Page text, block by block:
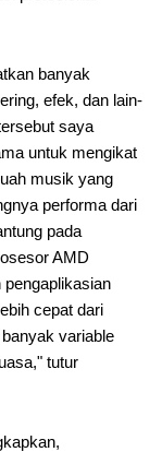
banyak
efek, dan lain-
saya
untuk mengikat
musik yang
performa dari
pada
AMD
cepat dari
variable
tutur